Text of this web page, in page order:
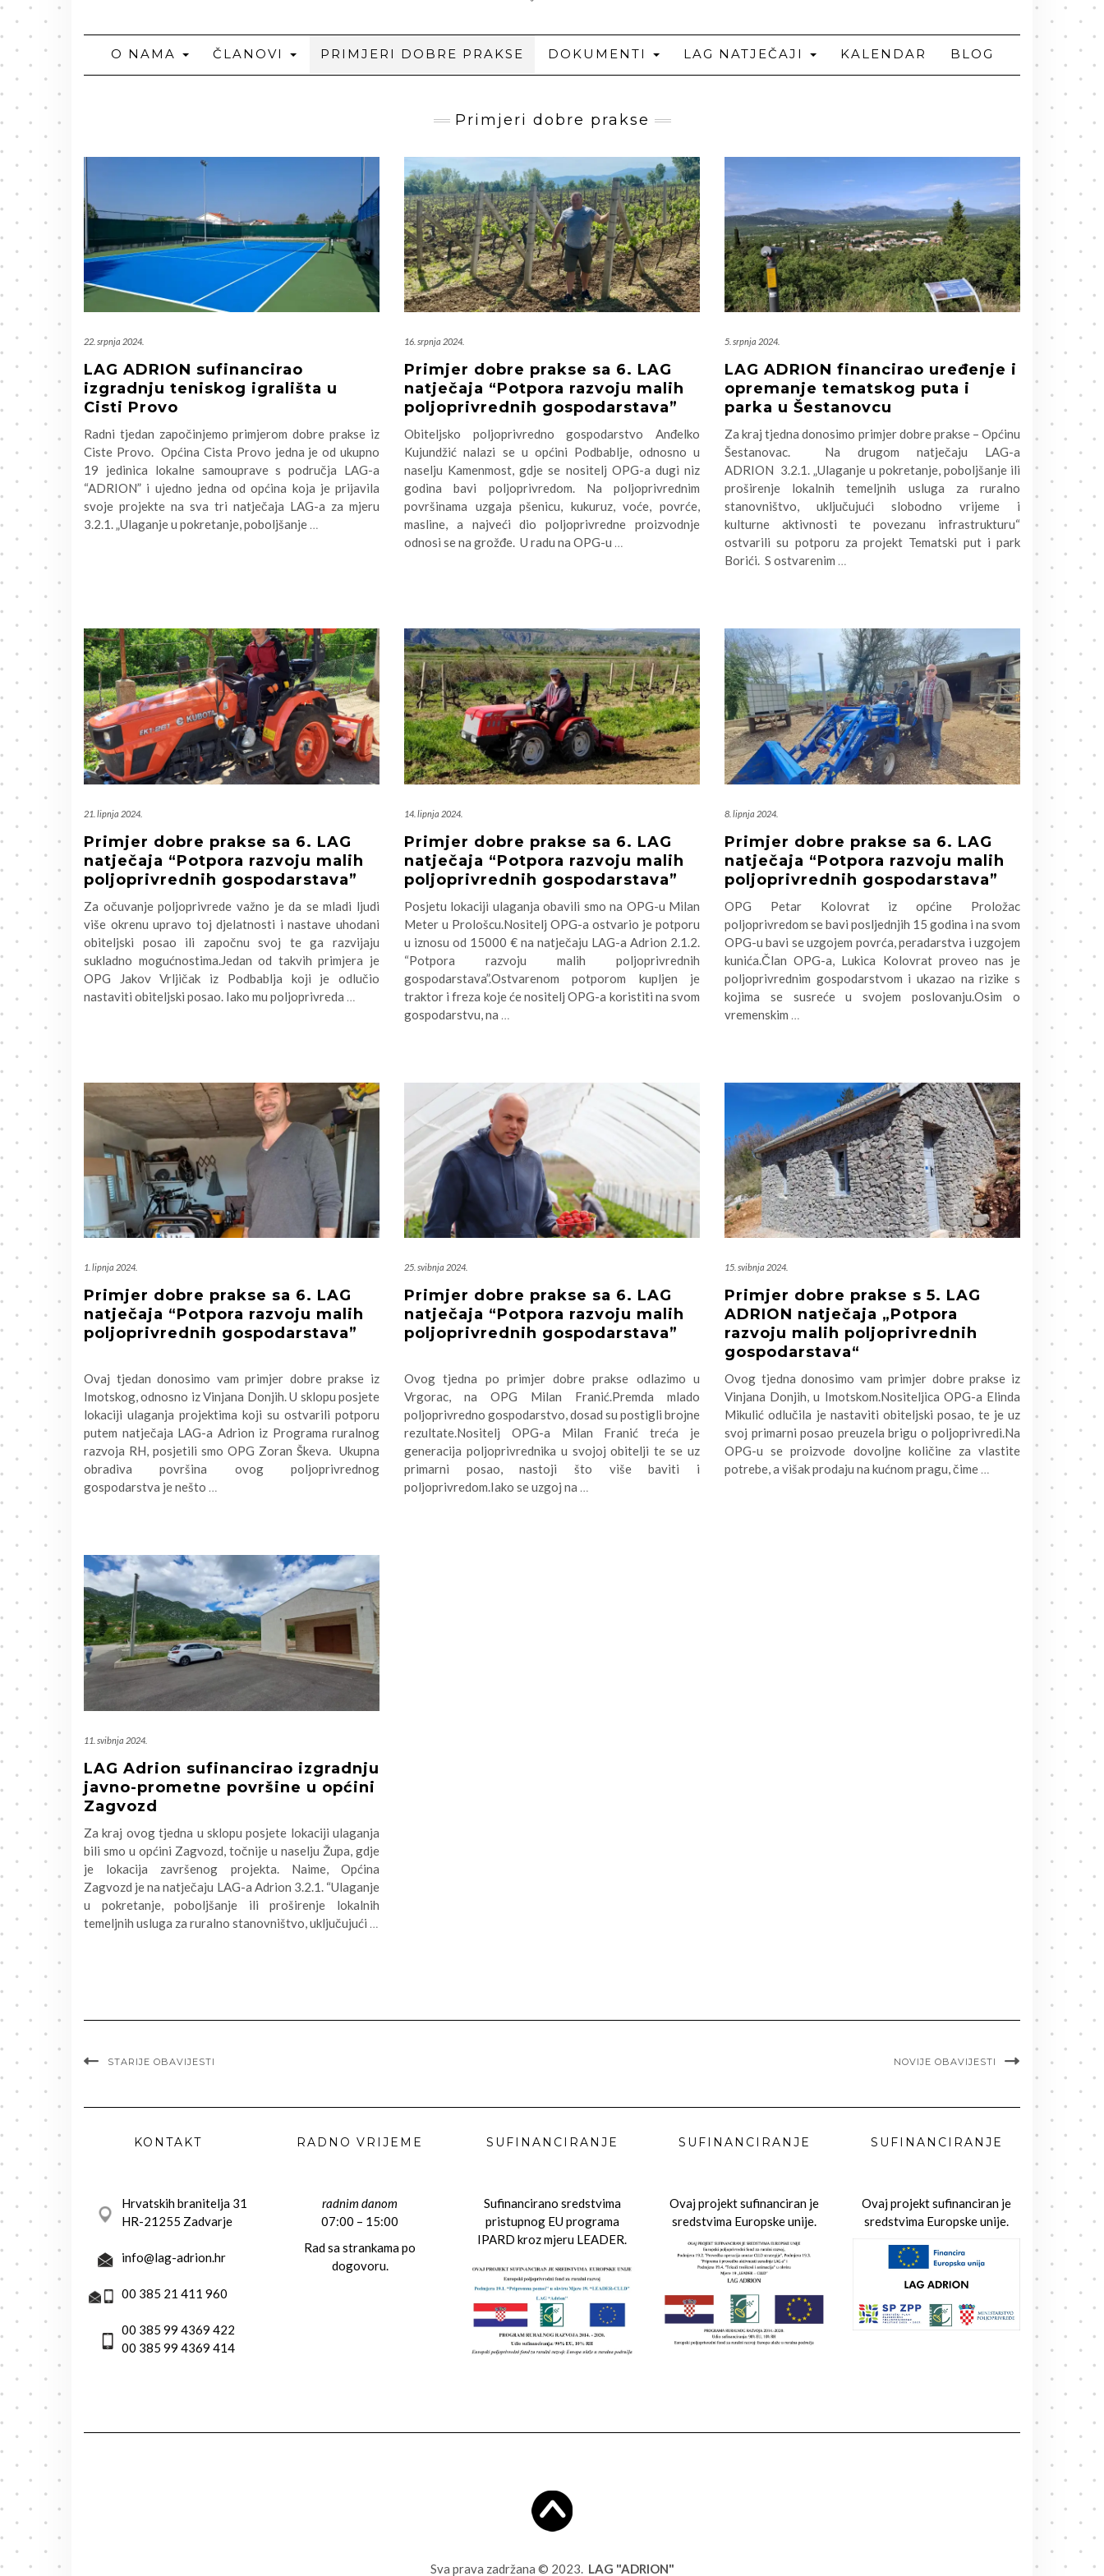
O NAMA ČLANOVI PRIMJERI DOBRE PRAKSE DOKUMENTI LAG NATJEČAJI KALENDAR BLOG
Primjeri dobre prakse
22. srpnja 2024.
LAG ADRION sufinancirao
izgradnju teniskog igrališta u
Cisti Provo
Radni tjedan započinjemo primjerom dobre prakse iz
Ciste Provo. Općina Cista Provo jedna je od ukupno
19 jedinica lokalne samouprave s područja LAG-a
“ADRION” i ujedno jedna od općina koja je prijavila
svoje projekte na sva tri natječaja LAG-a za mjeru
3.2.1. „Ulaganje u pokretanje, poboljšanje …
16. srpnja 2024.
Primjer dobre prakse sa 6. LAG
natječaja “Potpora razvoju malih
poljoprivrednih gospodarstava”
Obiteljsko poljoprivredno gospodarstvo Anđelko
Kujundžić nalazi se u općini Podbablje, odnosno u
naselju Kamenmost, gdje se nositelj OPG-a dugi niz
godina bavi poljoprivredom. Na poljoprivrednim
površinama uzgaja pšenicu, kukuruz, voće, povrće,
masline, a najveći dio poljoprivredne proizvodnje
odnosi se na grožđe. U radu na OPG-u …
5. srpnja 2024.
LAG ADRION financirao uređenje i
opremanje tematskog puta i
parka u Šestanovcu
Za kraj tjedna donosimo primjer dobre prakse – Općinu
Šestanovac. Na drugom natječaju LAG-a
ADRION 3.2.1. „Ulaganje u pokretanje, poboljšanje ili
proširenje lokalnih temeljnih usluga za ruralno
stanovništvo, uključujući slobodno vrijeme i
kulturne aktivnosti te povezanu infrastrukturu“
ostvarili su potporu za projekt Tematski put i park
Borići. S ostvarenim …
21. lipnja 2024.
Primjer dobre prakse sa 6. LAG
natječaja “Potpora razvoju malih
poljoprivrednih gospodarstava”
Za očuvanje poljoprivrede važno je da se mladi ljudi
više okrenu upravo toj djelatnosti i nastave uhodani
obiteljski posao ili započnu svoj te ga razvijaju
sukladno mogućnostima.Jedan od takvih primjera je
OPG Jakov Vrljičak iz Podbablja koji je odlučio
nastaviti obiteljski posao. Iako mu poljoprivreda …
14. lipnja 2024.
Primjer dobre prakse sa 6. LAG
natječaja “Potpora razvoju malih
poljoprivrednih gospodarstava”
Posjetu lokaciji ulaganja obavili smo na OPG-u Milan
Meter u Prološcu.Nositelj OPG-a ostvario je potporu
u iznosu od 15000 € na natječaju LAG-a Adrion 2.1.2.
“Potpora razvoju malih poljoprivrednih
gospodarstava”.Ostvarenom potporom kupljen je
traktor i freza koje će nositelj OPG-a koristiti na svom
gospodarstvu, na …
8. lipnja 2024.
Primjer dobre prakse sa 6. LAG
natječaja “Potpora razvoju malih
poljoprivrednih gospodarstava”
OPG Petar Kolovrat iz općine Proložac
poljoprivredom se bavi posljednjih 15 godina i na svom
OPG-u bavi se uzgojem povrća, peradarstva i uzgojem
kunića.Član OPG-a, Lukica Kolovrat proveo nas je
poljoprivrednim gospodarstvom i ukazao na rizike s
kojima se susreće u svojem poslovanju.Osim o
vremenskim …
1. lipnja 2024.
Primjer dobre prakse sa 6. LAG
natječaja “Potpora razvoju malih
poljoprivrednih gospodarstava”
Ovaj tjedan donosimo vam primjer dobre prakse iz
Imotskog, odnosno iz Vinjana Donjih. U sklopu posjete
lokaciji ulaganja projektima koji su ostvarili potporu
putem natječaja LAG-a Adrion iz Programa ruralnog
razvoja RH, posjetili smo OPG Zoran Škeva. Ukupna
obradiva površina ovog poljoprivrednog
gospodarstva je nešto …
25. svibnja 2024.
Primjer dobre prakse sa 6. LAG
natječaja “Potpora razvoju malih
poljoprivrednih gospodarstava”
Ovog tjedna po primjer dobre prakse odlazimo u
Vrgorac, na OPG Milan Franić.Premda mlado
poljoprivredno gospodarstvo, dosad su postigli brojne
rezultate.Nositelj OPG-a Milan Franić treća je
generacija poljoprivrednika u svojoj obitelji te se uz
primarni posao, nastoji što više baviti i
poljoprivredom.Iako se uzgoj na …
15. svibnja 2024.
Primjer dobre prakse s 5. LAG
ADRION natječaja „Potpora
razvoju malih poljoprivrednih
gospodarstava“
Ovog tjedna donosimo vam primjer dobre prakse iz
Vinjana Donjih, u Imotskom.Nositeljica OPG-a Elinda
Mikulić odlučila je nastaviti obiteljski posao, te je uz
svoj primarni posao preuzela brigu o poljoprivredi.Na
OPG-u se proizvode dovoljne količine za vlastite
potrebe, a višak prodaju na kućnom pragu, čime …
11. svibnja 2024.
LAG Adrion sufinancirao izgradnju
javno-prometne površine u općini
Zagvozd
Za kraj ovog tjedna u sklopu posjete lokaciji ulaganja
bili smo u općini Zagvozd, točnije u naselju Župa, gdje
je lokacija završenog projekta. Naime, Općina
Zagvozd je na natječaju LAG-a Adrion 3.2.1. “Ulaganje
u pokretanje, poboljšanje ili proširenje lokalnih
temeljnih usluga za ruralno stanovništvo, uključujući …
STARIJE OBAVIJESTI NOVIJE OBAVIJESTI
KONTAKT
Hrvatskih branitelja 31
HR-21255 Zadvarje
info@lag-adrion.hr
00 385 21 411 960
00 385 99 4369 422
00 385 99 4369 414
RADNO VRIJEME
radnim danom
07:00 – 15:00
Rad sa strankama po
dogovoru.
SUFINANCIRANJE
Sufinancirano sredstvima
pristupnog EU programa
IPARD kroz mjeru LEADER.
SUFINANCIRANJE
Ovaj projekt sufinanciran je
sredstvima Europske unije.
SUFINANCIRANJE
Ovaj projekt sufinanciran je
sredstvima Europske unije.
Sva prava zadržana © 2023. LAG "ADRION"